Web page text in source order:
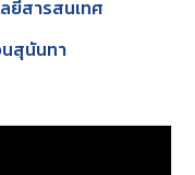
ยีสารสนเทศ
สุนันทา